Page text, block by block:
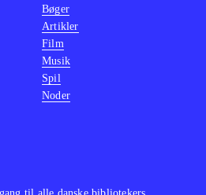
Bøger
Artikler
Film
Musik
Spil
Noder